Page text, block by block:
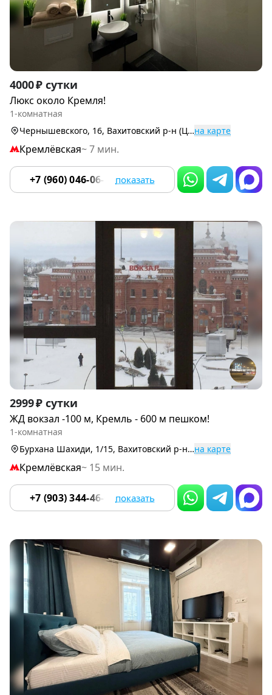
Item
1
of
9
4000 ₽ сутки
Люкс около Кремля!
1-комнатная
Чернышевского, 16, Вахитовский р-н (Центр)на карте
Кремлёвская~ 7 мин.
+7 (960) 046-06-18 показать
Item
1
of
2999 ₽ сутки
ЖД вокзал -100 м, Кремль - 600 м пешком!
1-комнатная
Бурхана Шахиди, 1/15, Вахитовский р-н (Центр)на карте
Кремлёвская~ 15 мин.
+7 (903) 344-46-66 показать